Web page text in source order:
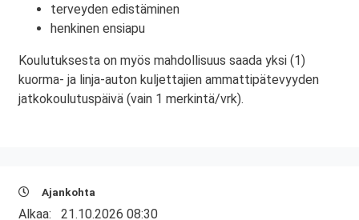
terveyden edistäminen
henkinen ensiapu
Koulutuksesta on myös mahdollisuus saada yksi (1)
kuorma- ja linja-auton kuljettajien ammattipätevyyden
jatkokoulutuspäivä (vain 1 merkintä/vrk).
Ajankohta
Alkaa: 21.10.2026 08:30